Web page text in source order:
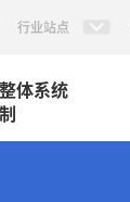
行业站点
体系统